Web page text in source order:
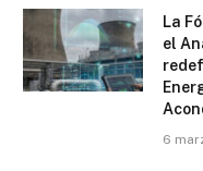
La
el
6